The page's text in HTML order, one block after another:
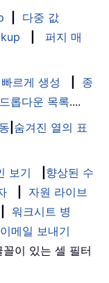
다중 값
퍼지 매
르게 생성
종
롭다운 목록....
숨겨진 열의 표
보기
향상된 수
자원 라이브
워크시트 병
메일 보내기
꼴이 있는 셀 필터